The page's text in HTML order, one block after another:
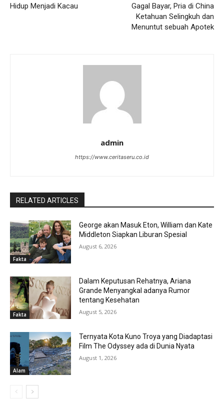
Hidup Menjadi Kacau
Gagal Bayar, Pria di China
Ketahuan Selingkuh dan
Menuntut sebuah Apotek
admin
https://www.ceritaseru.co.id
RELATED ARTICLES
Fakta
George akan Masuk Eton, William dan Kate
Middleton Siapkan Liburan Spesial
August 6, 2026
Fakta
Dalam Keputusan Rehatnya, Ariana
Grande Menyangkal adanya Rumor
tentang Kesehatan
August 5, 2026
Alam
Ternyata Kota Kuno Troya yang Diadaptasi
Film The Odyssey ada di Dunia Nyata
August 1, 2026